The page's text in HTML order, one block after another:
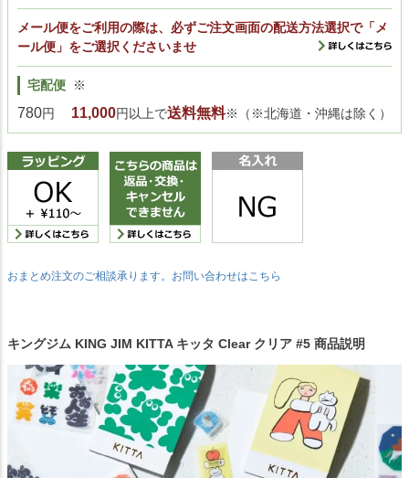
メール便をご利用の際は、必ずご注文画面の配送方法選択で「メ
ール便」をご選択くださいませ
宅配便
780円
※
11,000円以上で送料無料※（※北海道・沖縄は除く）
おまとめ注文のご相談承ります。お問い合わせはこちら
キングジム KING JIM KITTA キッタ Clear クリア #5 商品説明